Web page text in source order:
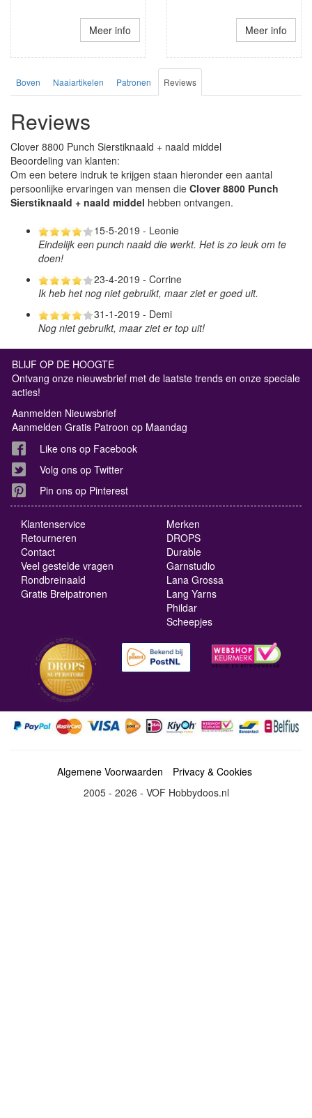
Meer info Meer info
Boven Naaiartikelen Patronen Reviews
Reviews
Clover 8800 Punch Sierstiknaald + naald middel
Beoordeling van klanten:
Om een betere indruk te krijgen staan hieronder een aantal
persoonlijke ervaringen van mensen die Clover 8800 Punch
Sierstiknaald + naald middel hebben ontvangen.
15-5-2019 - Leonie
Eindelijk een punch naald die werkt. Het is zo leuk om te
doen!
23-4-2019 - Corrine
Ik heb het nog niet gebruikt, maar ziet er goed uit.
31-1-2019 - Demi
Nog niet gebruikt, maar ziet er top uit!
BLIJF OP DE HOOGTE
Ontvang onze nieuwsbrief met de laatste trends en onze speciale
acties!
Aanmelden Nieuwsbrief
Aanmelden Gratis Patroon op Maandag
Like ons op Facebook
Volg ons op Twitter
Pin ons op Pinterest
Klantenservice
Retourneren
Contact
Veel gestelde vragen
Rondbreinaald
Gratis Breipatronen
Merken
DROPS
Durable
Garnstudio
Lana Grossa
Lang Yarns
Phildar
Scheepjes
Algemene Voorwaarden
Privacy & Cookies
2005 - 2026 - VOF Hobbydoos.nl